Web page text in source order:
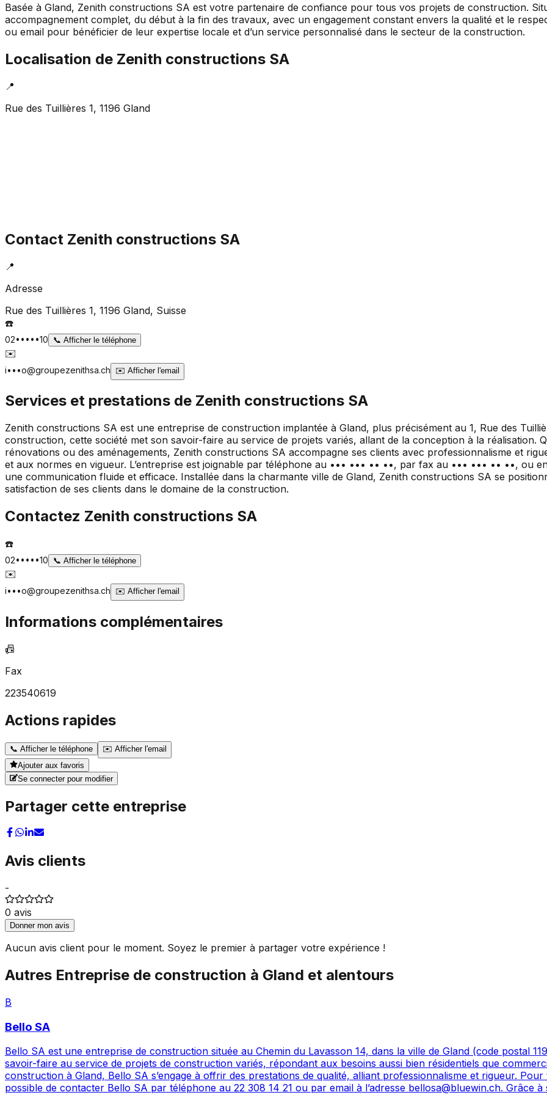
Basée à Gland, Zenith constructions SA est votre partenaire de confiance pour tous vos projets de construction.
accompagnement complet, du début à la fin des travaux, avec un engagement constant envers la qualité et le
ou email pour bénéficier de leur expertise locale et d’un service personnalisé dans le secteur de la construction.
Localisation de Zenith constructions SA
📍
Rue des Tuillières 1, 1196 Gland
Contact Zenith constructions SA
📍
Adresse
Rue des Tuillières 1, 1196 Gland, Suisse
☎️
02•••••10 📞 Afficher le téléphone
✉️
i•••o@groupezenithsa.ch ✉️ Afficher l'email
Services et prestations de Zenith constructions SA
Zenith constructions SA est une entreprise de construction implantée à Gland, plus précisément au 1, Rue des
construction, cette société met son savoir-faire au service de projets variés, allant de la conception à la réalisation.
rénovations ou des aménagements, Zenith constructions SA accompagne ses clients avec professionnalisme et
et aux normes en vigueur. L’entreprise est joignable par téléphone au ••• ••• •• ••, par fax au ••• ••• •• ••, ou
une communication fluide et efficace. Installée dans la charmante ville de Gland, Zenith constructions SA se
satisfaction de ses clients dans le domaine de la construction.
Contactez Zenith constructions SA
☎️
02•••••10 📞 Afficher le téléphone
✉️
i•••o@groupezenithsa.ch ✉️ Afficher l'email
Informations complémentaires
📠
Fax
223540619
Actions rapides
📞 Afficher le téléphone ✉️ Afficher l'email
Ajouter aux favoris
Se connecter pour modifier
Partager cette entreprise
Avis clients
-
0 avis
Donner mon avis
Aucun avis client pour le moment. Soyez le premier à partager votre expérience !
Autres Entreprise de construction à Gland et alentours
B
Bello SA
Bello SA est une entreprise de construction située au Chemin du Lavasson 14, dans la ville de Gland (code postal
savoir-faire au service de projets de construction variés, répondant aux besoins aussi bien résidentiels que
construction à Gland, Bello SA s’engage à offrir des prestations de qualité, alliant professionnalisme et rigueur.
possible de contacter Bello SA par téléphone au 22 308 14 21 ou par email à l’adresse bellosa@bluewin.ch. Grâce